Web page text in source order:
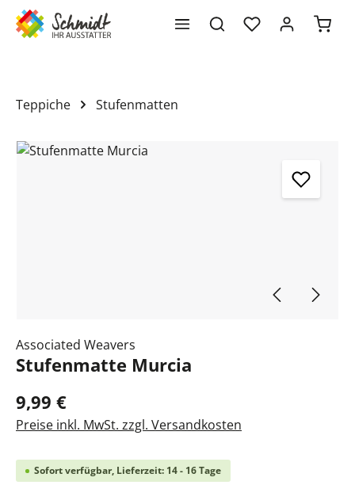
springen
Teppiche Stufenmatten
Bildergalerie überspringen
Associated Weavers
Stufenmatte Murcia
9,99 €
Preise inkl. MwSt. zzgl. Versandkosten
Sofort verfügbar, Lieferzeit: 14 - 16 Tage